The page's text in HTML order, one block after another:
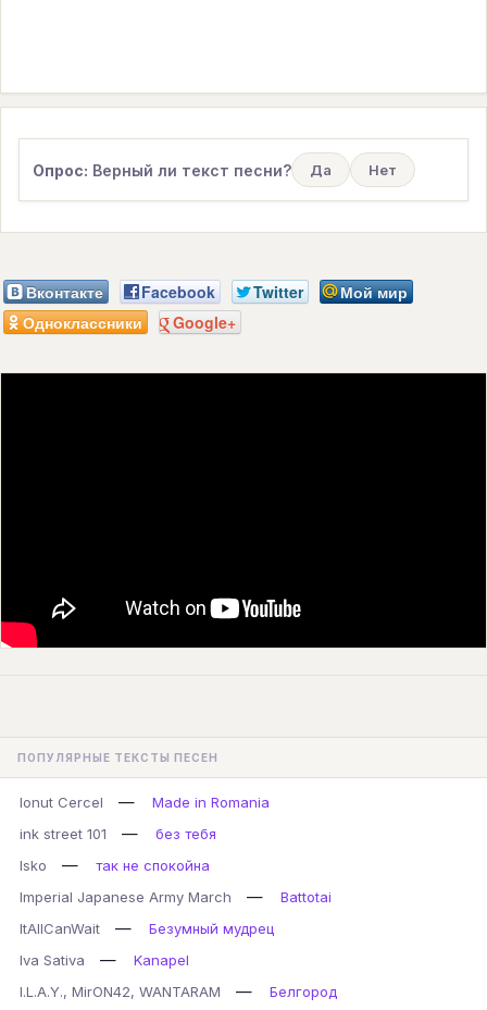
Опрос: Верный ли текст песни? Да Нет
Вконтакте Facebook Twitter
Мой мир
Одноклассники
Google+
ПОПУЛЯРНЫЕ ТЕКСТЫ ПЕСЕН
Ionut Cercel —
Made in Romania
ink street 101
—
без тебя
Isko
—
так не спокойна
Imperial Japanese Army March
—
Battotai
ItAllCanWait
—
Безумный мудрец
Iva Sativa
—
Kanapel
I.L.A.Y., MirON42, WANTARAM
—
Белгород